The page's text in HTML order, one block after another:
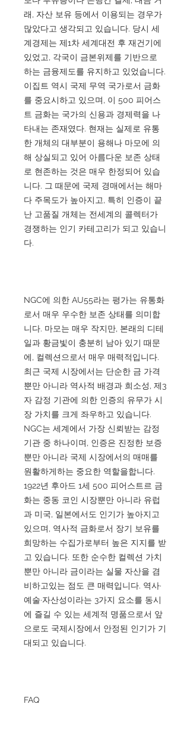
래, 자산 보유 등에서 이용되는 경우가
많았다고 생각되고 있습니다. 당시 세
계경제는 제1차 세계대전 후 재건기에
있었고, 각국이 금본위제를 기반으로
하는 금융제도를 유지하고 있었습니다.
이집트 역시 국제 무역 국가로서 금화
를 중요시하고 있으며, 이 500 피어스
트 금화는 국가의 신용과 경제력을 나
타내는 존재였다. 현재는 실제로 유통
한 개체의 대부분이 용해나 마모에 의
해 상실되고 있어 아름다운 보존 상태
로 현존하는 것은 매우 한정되어 있습
니다. 그 때문에 국제 경매에서는 해마
다 주목도가 높아지고, 특히 인증이 끝
난 고품질 개체는 전세계의 콜렉터가
경쟁하는 인기 카테고리가 되고 있습니
다.
NGC에 의한 AU55라는 평가는 유통화
로서 매우 우수한 보존 상태를 의미합
니다. 마모는 매우 작지만, 본래의 디테
일과 황금빛이 충분히 남아 있기 때문
에, 컬렉션으로서 매우 매력적입니다.
최근 국제 시장에서는 단순한 금 가격
뿐만 아니라 역사적 배경과 희소성, 제3
자 감정 기관에 의한 인증의 유무가 시
장 가치를 크게 좌우하고 있습니다.
NGC는 세계에서 가장 신뢰받는 감정
기관 중 하나이며, 인증은 진정한 보증
뿐만 아니라 국제 시장에서의 매매를
원활하게하는 중요한 역할을합니다.
1922년 후아드 1세 500 피어스트르 금
화는 중동 코인 시장뿐만 아니라 유럽
과 미국, 일본에서도 인기가 높아지고
있으며, 역사적 금화로서 장기 보유를
희망하는 수집가로부터 높은 지지를 받
고 있습니다. 또한 순수한 컬렉션 가치
뿐만 아니라 금이라는 실물 자산을 겸
비하고있는 점도 큰 매력입니다. 역사·
예술·자산성이라는 3가지 요소를 동시
에 즐길 수 있는 세계적 명품으로서 앞
으로도 국제시장에서 안정된 인기가 기
대되고 있습니다.
FAQ